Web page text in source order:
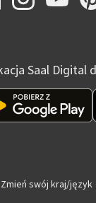
Saal Digital
Zmień swój kraj/język